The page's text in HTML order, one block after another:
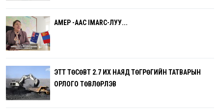
AMEP -ААС IMARC-ЛУУ...
ЭТТ ТӨСӨВТ 2.7 ИХ НАЯД ТӨГРӨГИЙН ТАТВАРЫН
ОРЛОГО ТӨВЛӨРҮҮЛЭВ